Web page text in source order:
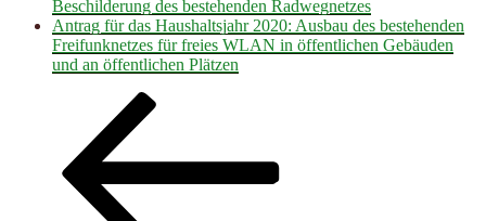
Beschilderung des bestehenden Radwegnetzes
Antrag für das Haushaltsjahr 2020: Ausbau des bestehenden
Freifunknetzes für freies WLAN in öffentlichen Gebäuden
und an öffentlichen Plätzen
Seitennummerierung
Beiträge